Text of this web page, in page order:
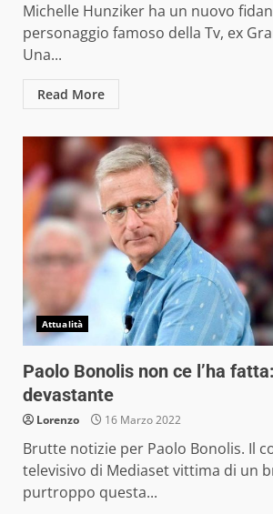
Michelle Hunziker ha un nuovo
personaggio famoso della Tv, ex
Una...
Read More
Attualità
Paolo Bonolis non ce l’ha
devastante
Lorenzo 16 Marzo 2022
Brutte notizie per Paolo Bonolis. Il
televisivo di Mediaset vittima di un
purtroppo questa...